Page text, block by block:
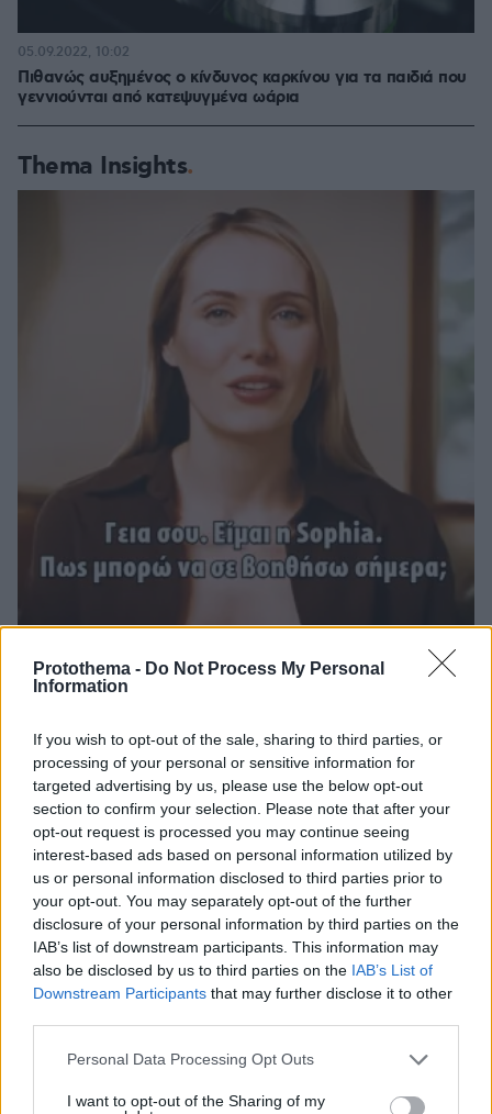
Protothema - Do Not Process My Personal
Information
If you wish to opt-out of the sale, sharing to third parties, or
processing of your personal or sensitive information for
targeted advertising by us, please use the below opt-out
section to confirm your selection. Please note that after your
opt-out request is processed you may continue seeing
interest-based ads based on personal information utilized by
us or personal information disclosed to third parties prior to
your opt-out. You may separately opt-out of the further
disclosure of your personal information by third parties on the
IAB’s list of downstream participants. This information may
also be disclosed by us to third parties on the IAB’s List of
Downstream Participants that may further disclose it to other
Please note that this website/app uses one or more Google
not limited to your visit or usage behaviour. You may click to
Personal Data Processing Opt Outs
I want to opt-out of the Sharing of my
Πιθανώς αυξημένος ο κίνδυνος καρκίνου για τα παιδιά που
γεννιούνται από κατεψυγμένα ωάρια
05.09.2022, 10:02
Thema Insights
Το DEI College παρουσιάζει τη Sophia. Την πρώτη 24/7
φοιτητές
30.07.2026, 09:33
Η Smart φοιτητική κατοικία στην καρδιά της Αθήνας
03.08.2026, 10:56
Διασκεδάζουμε υπεύθυνα, επιστρέφουμε με ασφάλεια
29.07.2026, 09:39
ΣΧΟΛΙΑ(6)
ΠΡΟΣΘΗΚΗ ΣΧΟΛΙΟΥ
09.03.2023, 13:36